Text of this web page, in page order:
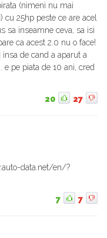
(nimeni nu mai
cu 25hp peste ce are acel
sa inseamne ceva, sa isi
ca acest 2.0 nu o face!
de cand a aparut a
e pe piata de 10 ani, cred
20 27
data.net/en/?
7 7